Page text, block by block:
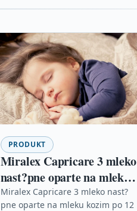
PRODUKT
Miralex Capricare 3 mleko
nast?pne oparte na mleku
kozim po 12 miesi?cu 400g
Miralex Capricare 3 mleko nast?
pne oparte na mleku kozim po 12